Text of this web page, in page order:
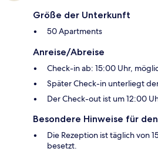
Größe der Unterkunft
50 Apartments
Anreise/Abreise
Check-in ab: 15:00 Uhr,
Später Check-in unterliegt
Der Check-out ist um 12:00
Besondere Hinweise für
Die Rezeption ist täglich von
besetzt.